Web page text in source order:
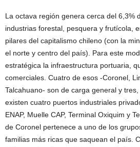
La octava región genera cerca del 6,3%
industrias forestal, pesquera y frutícola,
pilares del capitalismo chileno (con la
el norte y centro del país). Para este
estratégica la infraestructura portuaria,
comerciales. Cuatro de esos -Coronel,
Talcahuano- son de carga general y tres,
existen cuatro puertos industriales
ENAP, Muelle CAP, Terminal Oxiquim y
de Coronel pertenece a uno de los
familias más ricas que saquean el país.